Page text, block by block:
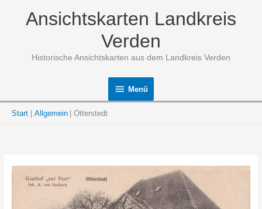
Ansichtskarten Landkreis
Verden
Historische Ansichtskarten aus dem Landkreis Verden
Menü
Menü
Start Allgemein Otterstedt